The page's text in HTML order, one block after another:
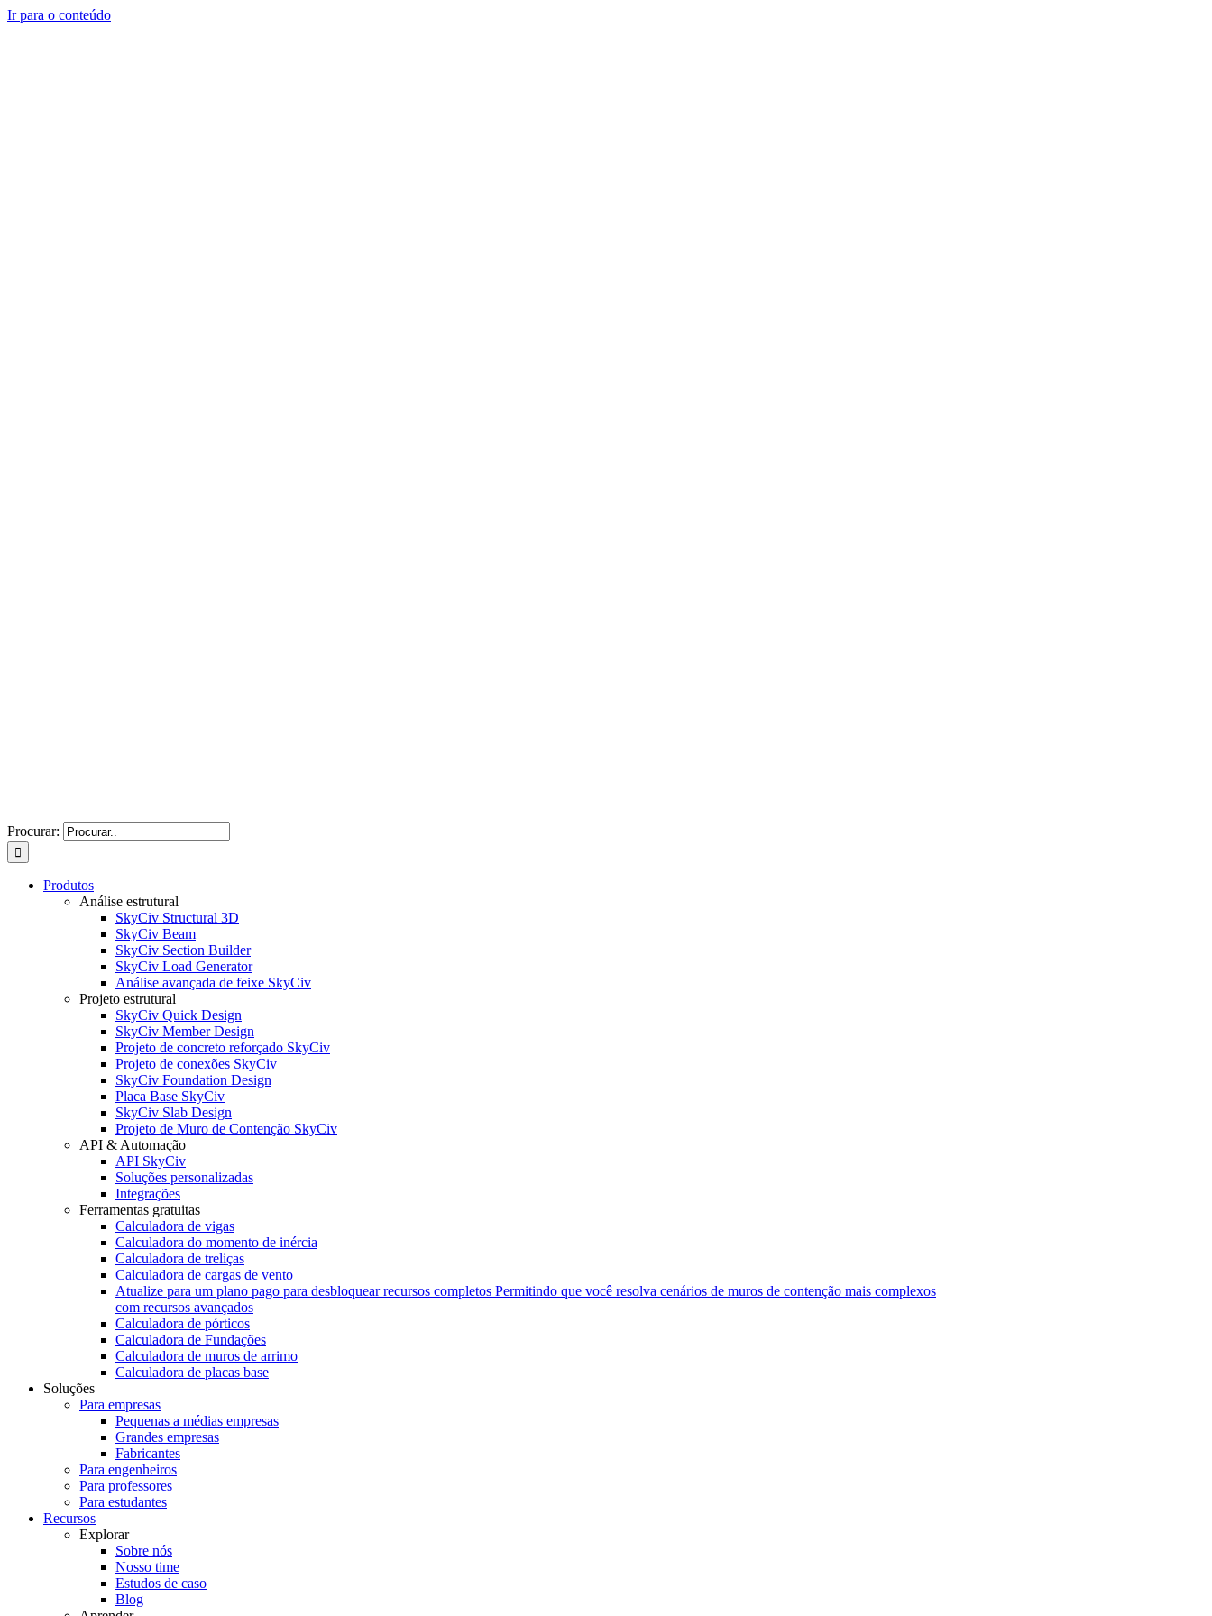
Ir para o conteúdo
Procurar:
Produtos
Análise estrutural
SkyCiv Structural 3D
SkyCiv Beam
SkyCiv Section Builder
SkyCiv Load Generator
Análise avançada de feixe SkyCiv
Projeto estrutural
SkyCiv Quick Design
SkyCiv Member Design
Projeto de concreto reforçado SkyCiv
Projeto de conexões SkyCiv
SkyCiv Foundation Design
Placa Base SkyCiv
SkyCiv Slab Design
Projeto de Muro de Contenção SkyCiv
API & Automação
API SkyCiv
Soluções personalizadas
Integrações
Ferramentas gratuitas
Calculadora de vigas
Calculadora do momento de inércia
Calculadora de treliças
Calculadora de cargas de vento
Atualize para um plano pago para desbloquear recursos completos Permitindo que você resolva cenários de muros de contenção mais complexos
com recursos avançados
Calculadora de pórticos
Calculadora de Fundações
Calculadora de muros de arrimo
Calculadora de placas base
Soluções
Para empresas
Pequenas a médias empresas
Grandes empresas
Fabricantes
Para engenheiros
Para professores
Para estudantes
Recursos
Explorar
Sobre nós
Nosso time
Estudos de caso
Blog